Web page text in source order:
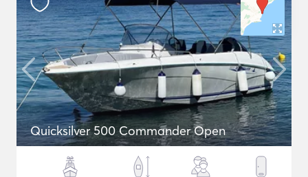
Quicksilver 500 Commander Open